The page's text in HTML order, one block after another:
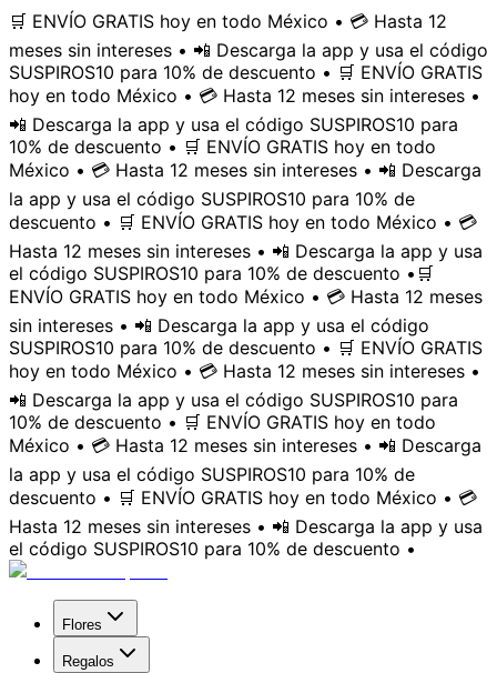
🛒 ENVÍO GRATIS hoy en todo México • 💳 Hasta 12
meses sin intereses • 📲 Descarga la app y usa el código
SUSPIROS10 para 10% de descuento • 🛒 ENVÍO GRATIS
hoy en todo México • 💳 Hasta 12 meses sin intereses •
📲 Descarga la app y usa el código SUSPIROS10 para
10% de descuento • 🛒 ENVÍO GRATIS hoy en todo
México • 💳 Hasta 12 meses sin intereses • 📲 Descarga
la app y usa el código SUSPIROS10 para 10% de
descuento • 🛒 ENVÍO GRATIS hoy en todo México • 💳
Hasta 12 meses sin intereses • 📲 Descarga la app y usa
el código SUSPIROS10 para 10% de descuento • 🛒
ENVÍO GRATIS hoy en todo México • 💳 Hasta 12 meses
sin intereses • 📲 Descarga la app y usa el código
SUSPIROS10 para 10% de descuento • 🛒 ENVÍO GRATIS
hoy en todo México • 💳 Hasta 12 meses sin intereses •
📲 Descarga la app y usa el código SUSPIROS10 para
10% de descuento • 🛒 ENVÍO GRATIS hoy en todo
México • 💳 Hasta 12 meses sin intereses • 📲 Descarga
la app y usa el código SUSPIROS10 para 10% de
descuento • 🛒 ENVÍO GRATIS hoy en todo México • 💳
Hasta 12 meses sin intereses • 📲 Descarga la app y usa
el código SUSPIROS10 para 10% de descuento •
Flores
Regalos